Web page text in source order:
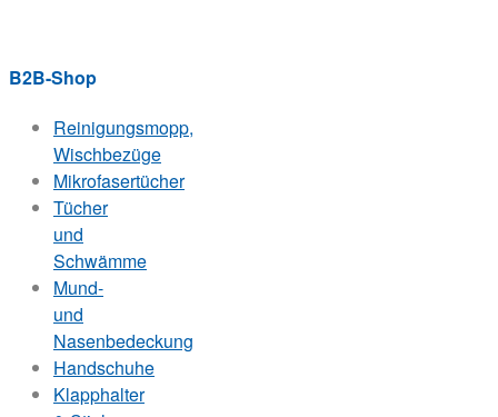
B2B-Shop
Reinigungsmopp,
Wischbezüge
Mikrofasertücher
Tücher
und
Schwämme
Mund-
und
Nasenbedeckung
Handschuhe
Klapphalter